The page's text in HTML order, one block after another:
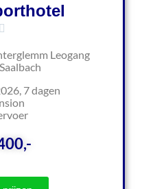
Leogang
7 dagen